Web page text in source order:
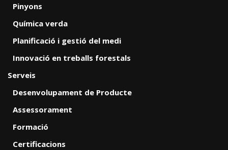
Pinyons
Química verda
Planificació i gestió del medi
Innovació en treballs forestals
Serveis
Desenvolupament de Producte
Assessorament
Formació
Certificacions